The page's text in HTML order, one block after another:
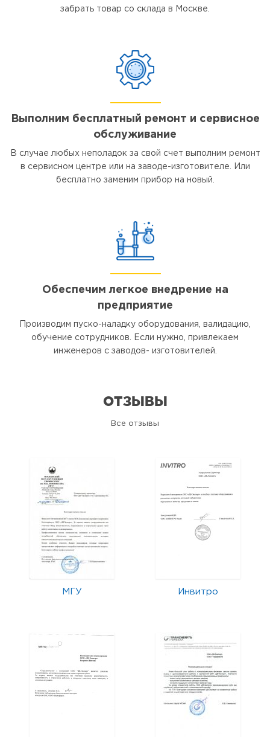
забрать товар со склада в Москве.
Выполним бесплатный ремонт и сервисное
обслуживание
В случае любых неполадок за свой счет выполним ремонт
в сервисном центре или на заводе-изготовителе. Или
бесплатно заменим прибор на новый.
Обеспечим легкое внедрение на
предприятие
Производим пуско-наладку оборудования, валидацию,
обучение сотрудников. Если нужно, привлекаем
инженеров с заводов- изготовителей.
ОТЗЫВЫ
Все отзывы
МГУ Инвитро